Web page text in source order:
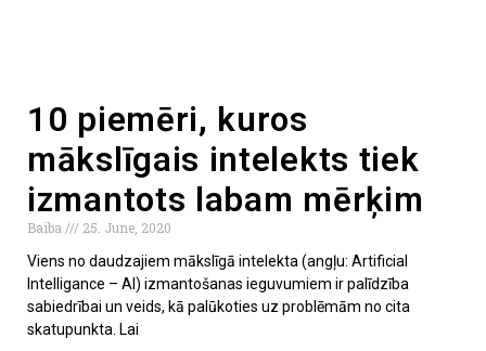
10 piemēri, kuros
mākslīgais intelekts tiek
izmantots labam mērķim
Baiba
25. June, 2020
Viens no daudzajiem mākslīgā intelekta (angļu: Artificial
Intelligance – AI) izmantošanas ieguvumiem ir palīdzība
sabiedrībai un veids, kā palūkoties uz problēmām no cita
skatupunkta. Lai